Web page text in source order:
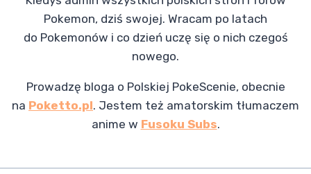
Pokemon, dziś swojej. Wracam po latach
do Pokemonów i co dzień uczę się o nich czegoś
nowego.
Prowadzę bloga o Polskiej PokeScenie, obecnie
na Poketto.pl. Jestem też amatorskim tłumaczem
anime w Fusoku Subs.